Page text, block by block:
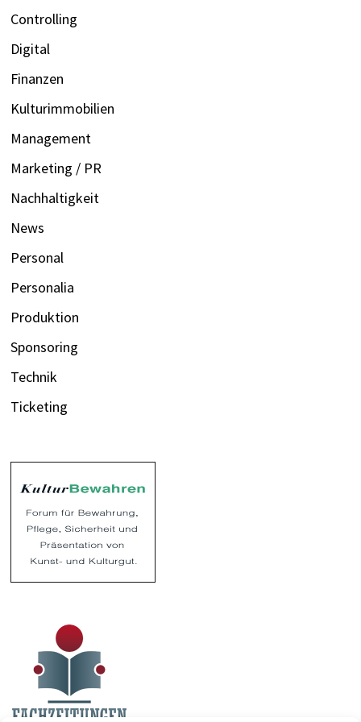
Controlling
Digital
Finanzen
Kulturimmobilien
Management
Marketing / PR
Nachhaltigkeit
News
Personal
Personalia
Produktion
Sponsoring
Technik
Ticketing